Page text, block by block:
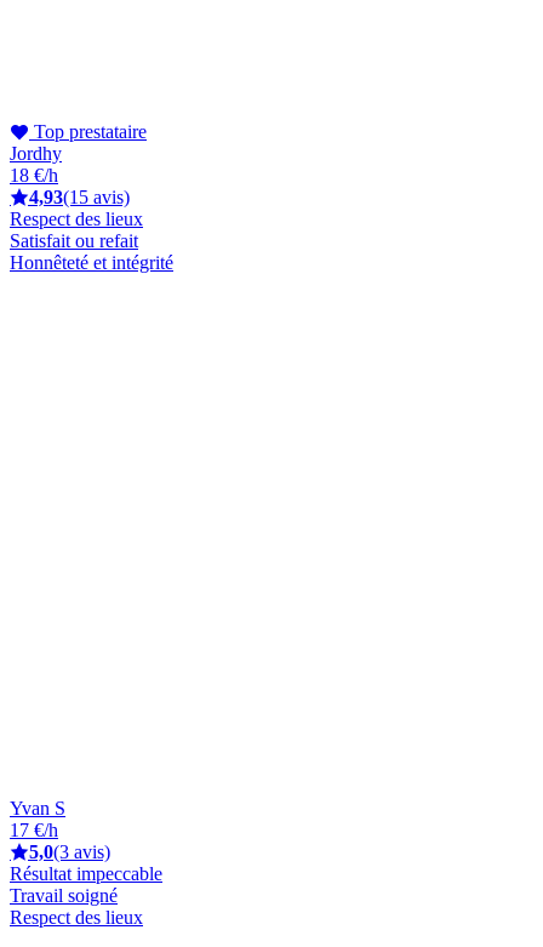
Top prestataire
Jordhy
18 €/h
4,93(15 avis)
Respect des lieux
Satisfait ou refait
Honnêteté et intégrité
Yvan S
17 €/h
5,0(3 avis)
Résultat impeccable
Travail soigné
Respect des lieux